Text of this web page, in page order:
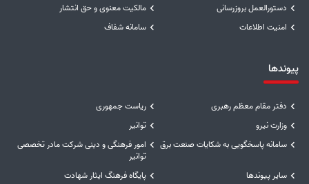
دستورالعمل بروزرسانی
مالکیت معنوی و حق انتشار
امنیت اطلاعات
سامانه شفاف
پیوندها
دفتر مقام معظم رهبری
ریاست جمهوری
وزارت نیرو
توانیر
سامانه پاسخگویی به شکایات صنعت برق
امور فرهنگی و دینی شرکت مادر تخصصی
توانیر
سایر پیوندها
پایگاه فرهنگ ایثار شهادت